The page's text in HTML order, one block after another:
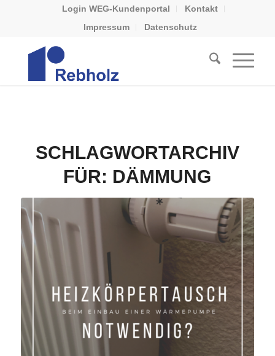
Login WEG-Kundenportal
Kontakt
Impressum
Datenschutz
SCHLAGWORTARCHIV
FÜR: DÄMMUNG